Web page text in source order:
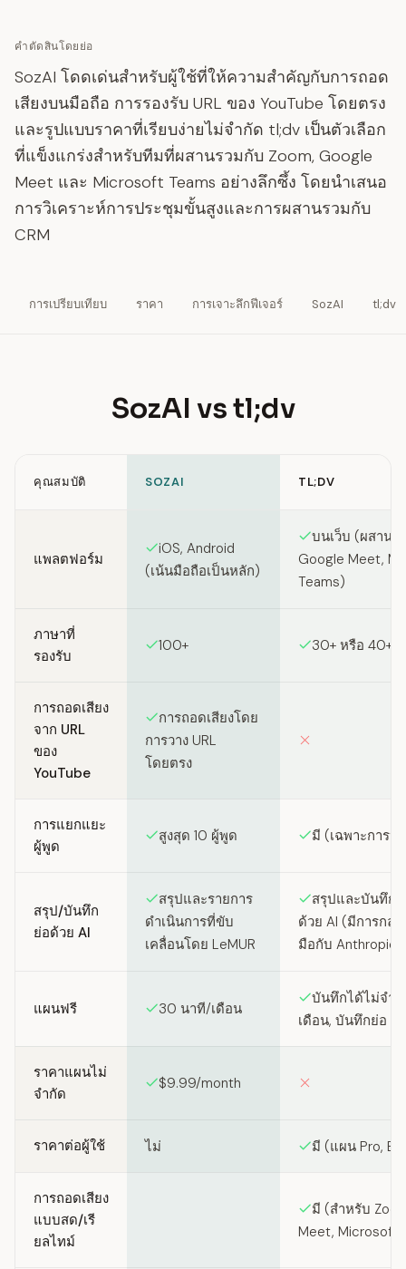
คำตัดสินโดยย่อ
SozAI โดดเด่นสำหรับผู้ใช้ที่ให้ความสำคัญกับการถอด
เสียงบนมือถือ การรองรับ URL ของ YouTube โดยตรง
และรูปแบบราคาที่เรียบง่ายไม่จำกัด tl;dv เป็นตัวเลือก
ที่แข็งแกร่งสำหรับทีมที่ผสานรวมกับ Zoom, Google
Meet และ Microsoft Teams อย่างลึกซึ้ง โดยนำเสนอ
การวิเคราะห์การประชุมขั้นสูงและการผสานรวมกับ
CRM
การเปรียบเทียบ ราคา การเจาะลึกฟีเจอร์ SozAI tl;dv
SozAI vs tl;dv
คุณสมบัติ SOZAI TL;DV
แพลตฟอร์ม
iOS, Android
(เน้นมือถือเป็นหลัก)
บนเว็บ (ผสานร
Google Meet,
Teams)
ภาษาที่
รองรับ
100+ 30+ หรือ 40+
การถอดเสียง
จาก URL
ของ
YouTube
การถอดเสียงโดย
การวาง URL
โดยตรง
การแยกแยะ
ผู้พูด
สูงสุด 10 ผู้พูด มี (เฉพาะการป
สรุป/บันทึก
ย่อด้วย AI
สรุปและรายการ
ดำเนินการที่ขับ
เคลื่อนโดย LeMUR
สรุปและบันทึก
ด้วย AI (มีการกล่
มือกับ Anthropic)
แผนฟรี 30 นาที/เดือน
บันทึกได้ไม่จำกั
เดือน, บันทึกย่อ
ราคาแผนไม่
จำกัด
$9.99/month
ราคาต่อผู้ใช้ ไม่ มี (แผน Pro,
การถอดเสียง
แบบสด/เรี
ยลไทม์
มี (สำหรับ
Meet, Microsoft